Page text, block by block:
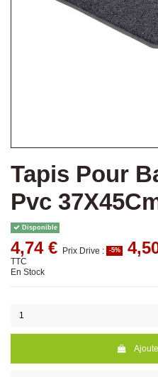
Tapis Pour
Pvc
Disponible
4,74 € Prix Drive : -5%
TTC
En Stock